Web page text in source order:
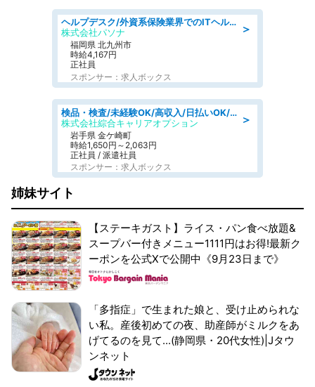
＞
ヘルプデスク/外資系保険業界でのITヘルプデスク業務/駅近/即日勤務可/ヘルプデスク
株式会社パソナ
福岡県 北九州市
時給4,167円
正社員
スポンサー：求人ボックス
＞
検品・検査/未経験OK/高収入/日払いOK/交替制/20・30・40代活躍中
株式会社綜合キャリアオプション
岩手県 金ケ崎町
時給1,650円～2,063円
正社員 / 派遣社員
スポンサー：求人ボックス
姉妹サイト
【ステーキガスト】ライス・パン食べ放題&
スープバー付きメニュー1111円はお得!最新ク
ーポンを公式Xで公開中《9月23日まで》
「多指症」で生まれた娘と、受け止められな
い私。産後初めての夜、助産師がミルクをあ
げてるのを見て...(静岡県・20代女性)|Jタウ
ンネット